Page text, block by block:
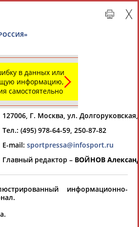
организации
в данных или
информацию,
самостоятельно
127006, Г. Москва, ул.
Тел.: (495) 978-64-59, 250-87-82
E-mail: sportpressa@infosport.ru
Главный редактор – ВОЙНОВ
информационно-